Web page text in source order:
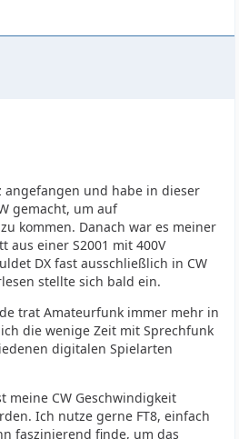
angefangen und habe in dieser
gemacht, um auf
kommen. Danach war es meiner
aus einer S2001 mit 400V
DX fast ausschließlich in CW
stellte sich bald ein.
trat Amateurfunk immer mehr in
die wenige Zeit mit Sprechfunk
digitalen Spielarten
meine CW Geschwindigkeit
Ich nutze gerne FT8, einfach
faszinierend finde, um das